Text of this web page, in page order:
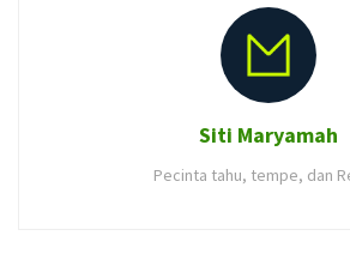
Siti Maryamah
Pecinta tahu, tempe, dan